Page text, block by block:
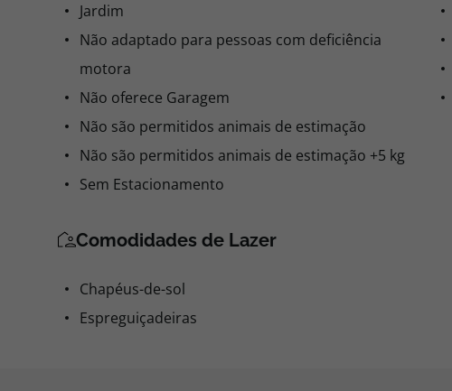
Jardim
Não adaptado para pessoas com deficiência
motora
Não oferece Garagem
Não são permitidos animais de estimação
Não são permitidos animais de estimação +5 kg
Sem Estacionamento
Comodidades de Lazer
Chapéus-de-sol
Espreguiçadeiras